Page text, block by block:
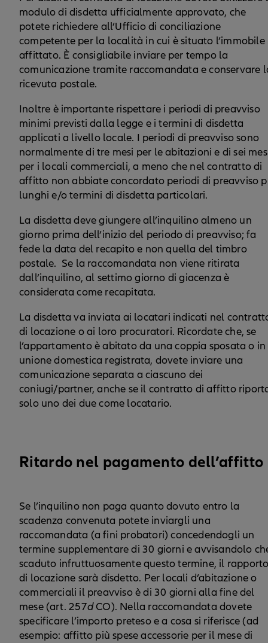
modulo di disdetta ufficialmente approvato, che
potete richiedere all’Ufficio di conciliazione
competente per la località in cui è situato l’immobile
affittato. È consigliabile inviare per tempo la
comunicazione tramite raccomandata e conservare
ricevuta postale.
Inoltre è importante rispettare i periodi di preavviso
minimi previsti dalla legge e i termini di disdetta
applicati a livello locale. I periodi di preavviso sono
normalmente di tre mesi per le abitazioni e di sei
per i locali commerciali, a meno che nel contratto di
affitto non abbiate concordato periodi di preavviso
lunghi e/o termini di disdetta particolari.
La disdetta deve giungere all’inquilino almeno un
giorno prima dell’inizio del periodo di preavviso; fa
fede la data del recapito e non quella del timbro
postale. Se la raccomandata non viene ritirata
dall’inquilino, al settimo giorno di giacenza è
considerata come recapitata.
La disdetta va inviata ai locatari indicati nel
di locazione o ai loro procuratori. Ricordate che, se
l’appartamento è abitato da una coppia sposata o in
unione domestica registrata, dovete inviare una
comunicazione separata a ciascuno dei
coniugi/partner, anche se il contratto di affitto
solo uno dei due come locatario.
Ritardo nel pagamento dell’affitto
Se l’inquilino non paga quanto dovuto entro la
scadenza convenuta potete inviargli una
raccomandata (a fini probatori) concedendogli un
termine supplementare di 30 giorni e avvisandolo
scaduto infruttuosamente questo termine, il
di locazione sarà disdetto. Per locali d’abitazione o
commerciali il preavviso è di 30 giorni alla fine del
mese (art. 257dCO). Nella raccomandata dovete
specificare l’importo preteso e a cosa si riferisce (ad
esempio: affitto più spese accessorie per il mese di